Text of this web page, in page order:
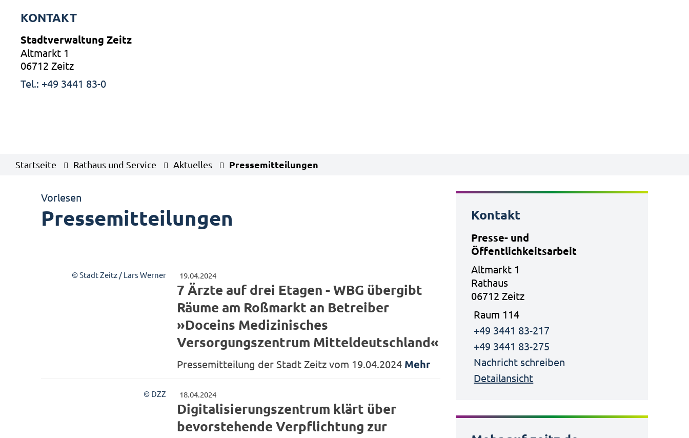
KONTAKT
Stadtverwaltung Zeitz
Altmarkt 1
06712 Zeitz
Tel.: +49 3441 83-0
Startseite Rathaus und Service Aktuelles Pressemitteilungen
Vorlesen
Pressemitteilungen
© Stadt Zeitz / Lars Werner 19.04.2024
7 Ärzte auf drei Etagen - WBG übergibt
Räume am Roßmarkt an Betreiber
»Doceins Medizinisches
Versorgungszentrum Mitteldeutschland«
Pressemitteilung der Stadt Zeitz vom 19.04.2024 Mehr
© DZZ 18.04.2024
Digitalisierungszentrum klärt über
bevorstehende Verpflichtung zur
Kontakt
Presse- und
Öffentlichkeitsarbeit
Altmarkt 1
Rathaus
06712 Zeitz
Raum 114
+49 3441 83-217
+49 3441 83-275
Nachricht schreiben
Detailansicht